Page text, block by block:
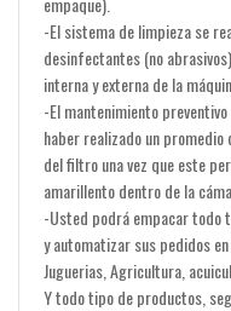
-El sistema de limpieza se
desinfectantes (no
interna y externa de la
-El mantenimiento
haber realizado un
del filtro una vez que este
amarillento dentro de la
-Usted podrá empacar todo
y automatizar sus pedidos
Juguerias, Agricultura,
Y todo tipo de productos,